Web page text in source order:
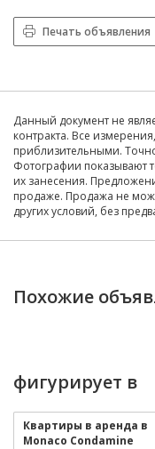
Печать объявления
Данный документ не
контракта. Все
приблизительными.
Фотографии показывают
их занесения.
продаже. Продажа не
других условий, без
Похожие
фигурирует в
Квартиры в аренда в
Monaco Condamine